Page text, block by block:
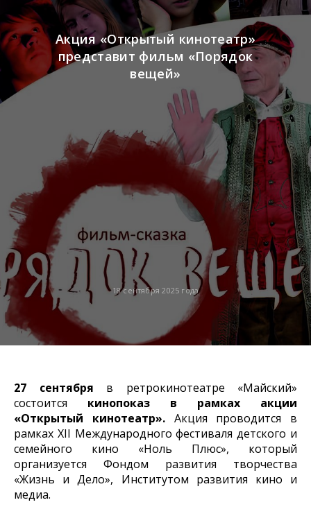
18 сентября 2025 года
Акция «Открытый кинотеатр»
представит фильм «Порядок
вещей»
27 сентября в ретрокинотеатре «Майский»
состоится кинопоказ в рамках акции
«Открытый кинотеатр».Акция проводится в
рамках XII Международного фестиваля детского и
семейного кино «Ноль Плюс», который
организуется Фондом развития творчества
«Жизнь и Дело», Институтом развития кино и
медиа.